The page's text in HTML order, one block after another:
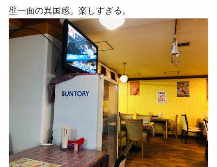
壁一面の異国感。楽しすぎる。